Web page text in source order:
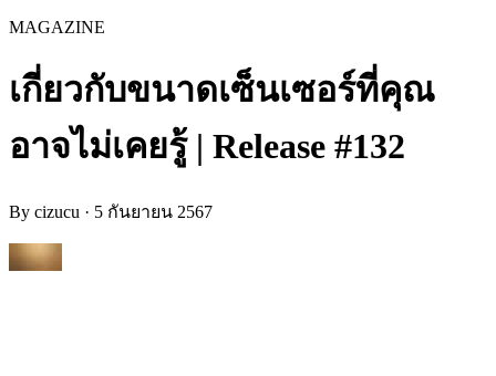
MAGAZINE
เกี่ยวกับขนาดเซ็นเซอร์ที่คุณ
อาจไม่เคยรู้ | Release #132
By cizucu · 5 กันยายน 2567